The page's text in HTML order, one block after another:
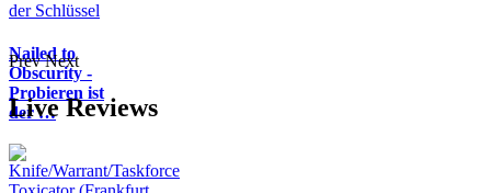
Nailed to
Obscurity -
Probieren ist
der …
Prev Next
Live Reviews